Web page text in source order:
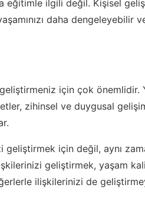
eğitimle ilgili değil. Kişisel
daha dengeleyebilir
geliştirmeniz için çok
zihinsel ve duygusal
geliştirmek için değil, aynı
geliştirmek, yaşam
ilişkilerinizi de